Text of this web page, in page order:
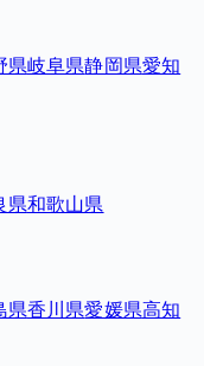
県岐阜県静岡県愛知
県和歌山県
県香川県愛媛県高知